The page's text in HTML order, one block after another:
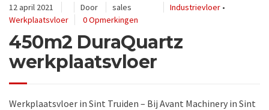
12 april 2021 Door sales Industrievloer •
Werkplaatsvloer
0 Opmerkingen
450m2 DuraQuartz
werkplaatsvloer
Werkplaatsvloer in Sint Truiden – Bij Avant Machinery in Sint